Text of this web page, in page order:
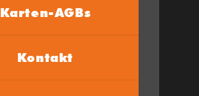
Karten-AGBs
Kontakt